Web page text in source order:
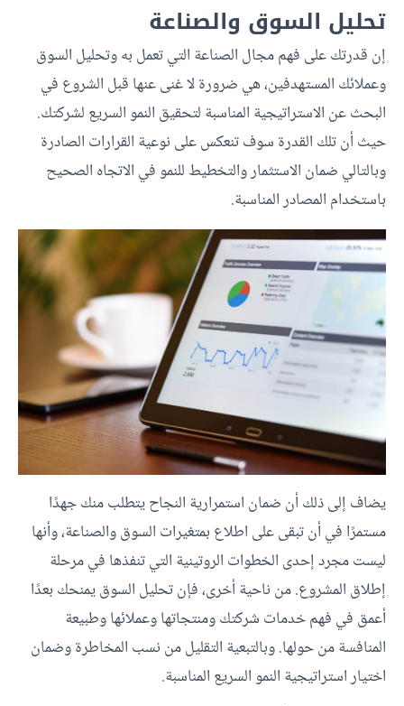
تحليل السوق والصناعة
إن قدرتك على فهم مجال الصناعة التي تعمل به وتحليل السوق
وعملائك المستهدفين، هي ضرورة لا غنى عنها قبل الشروع في
البحث عن الاستراتيجية المناسبة لتحقيق النمو السريع لشركتك.
حيث أن تلك القدرة سوف تنعكس على نوعية القرارات الصادرة
وبالتالي ضمان الاستثمار والتخطيط للنمو في الاتجاه الصحيح
باستخدام المصادر المناسبة.
يضاف إلى ذلك أن ضمان استمرارية النجاح يتطلب منك جهدًا
مستمرًا في أن تبقى على اطلاع بمتغيرات السوق والصناعة، وأنها
ليست مجرد إحدى الخطوات الروتينية التي تنفذها في مرحلة
إطلاق المشروع. من ناحية أخرى، فإن تحليل السوق يمنحك بعدًا
أعمق في فهم خدمات شركتك ومنتجاتها وعملائها وطبيعة
المنافسة من حولها. وبالتبعية التقليل من نسب المخاطرة وضمان
اختيار استراتيجية النمو السريع المناسبة.